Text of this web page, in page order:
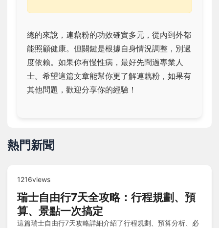
總的來說，連藕粉的功效確實多元，從內到外都
能照顧健康。但關鍵是根據自身情況調整，別過
度依賴。如果你有慢性病，最好先問過專業人
士。希望這篇文章能幫你更了解連藕粉，如果有
其他問題，歡迎分享你的經驗！
熱門新聞
1216views
瑞士自由行7天全攻略：行程規劃、預
算、景點一次搞定
這篇瑞士自由行7天攻略詳細介紹了行程規劃、預算分析、必